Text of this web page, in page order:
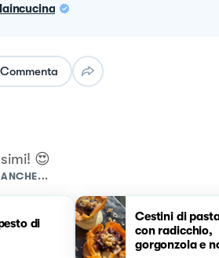
Commenta
😍
ANCHE...
di
Cestini di
con radicchio,
gorgonzola e